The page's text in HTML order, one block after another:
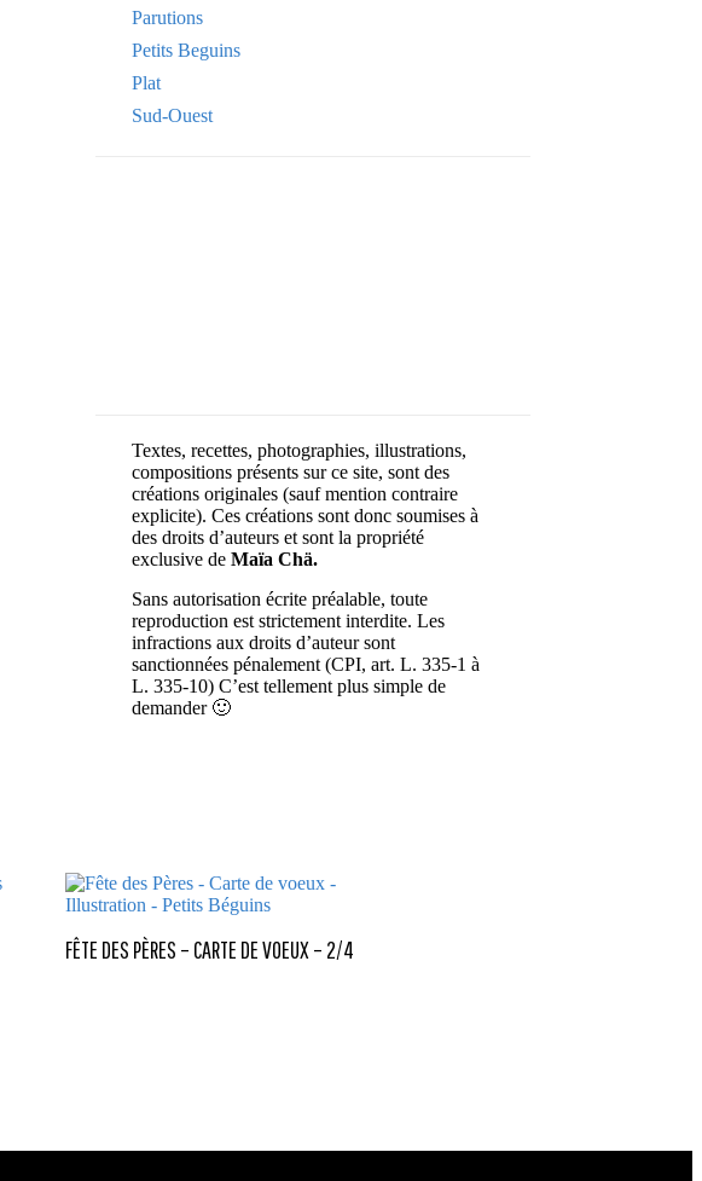
Parutions
Petits Beguins
Plat
Sud-Ouest
Textes, recettes, photographies, illustrations,
compositions présents sur ce site, sont des
créations originales (sauf mention contraire
explicite). Ces créations sont donc soumises à
des droits d’auteurs et sont la propriété
exclusive de Maïa Chä.
Sans autorisation écrite préalable, toute
reproduction est strictement interdite. Les
infractions aux droits d’auteur sont
sanctionnées pénalement (CPI, art. L. 335-1 à
L. 335-10) C’est tellement plus simple de
demander 🙂
FÊTE DES PÈRES – CARTE DE VOEUX – 2/4